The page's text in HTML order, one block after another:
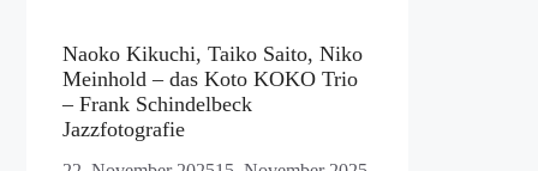
Naoko Kikuchi, Taiko Saito, Niko
Meinhold – das Koto KOKO Trio
– Frank Schindelbeck
Jazzfotografie